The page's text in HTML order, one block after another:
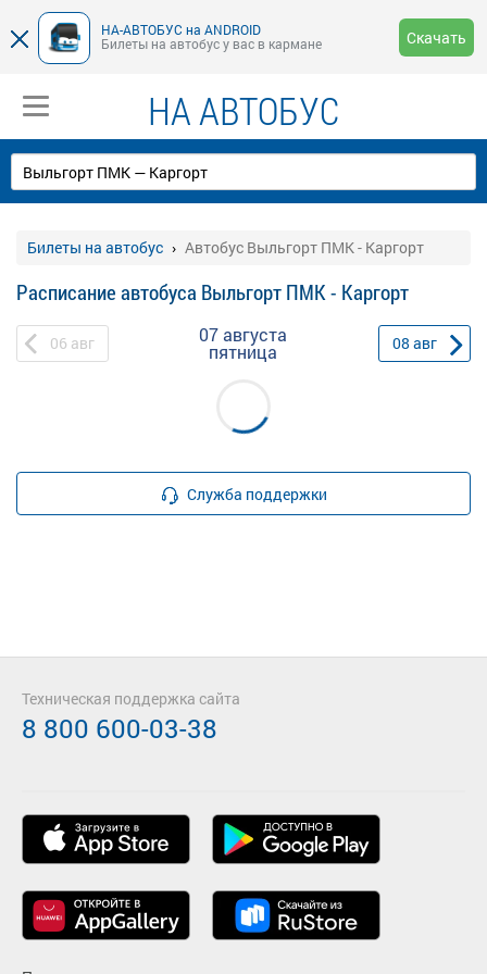
НА-АВТОБУС на ANDROID
Билеты на автобус у вас в кармане
Скачать
НА АВТОБУС
Билеты на автобус Автобус Выльгорт ПМК - Каргорт
Расписание автобуса Выльгорт ПМК - Каргорт
06 авг 07 августа
пятница 08 авг
Служба поддержки
Техническая поддержка сайта
8 800 600-03-38